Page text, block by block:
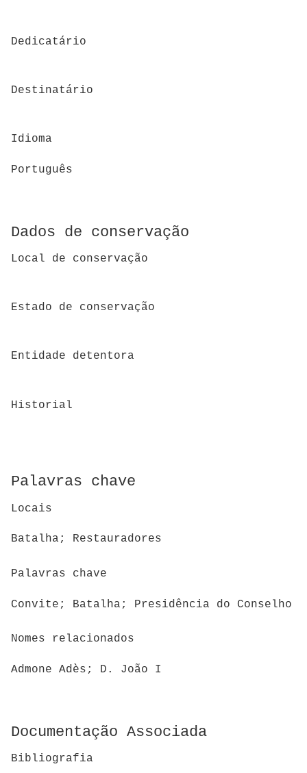
Dedicatário
Destinatário
Idioma
Português
Dados de conservação
Local de conservação
Estado de conservação
Entidade detentora
Historial
Palavras chave
Locais
Batalha; Restauradores
Palavras chave
Convite; Batalha; Presidência do Conselho
Nomes relacionados
Admone Adès; D. João I
Documentação Associada
Bibliografia